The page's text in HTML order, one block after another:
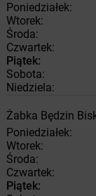
Poniedziałek:
Wtorek:
Środa:
Czwartek:
Piątek:
Sobota:
Niedziela:
Żabka Będzin
Poniedziałek:
Wtorek:
Środa:
Czwartek:
Piątek: